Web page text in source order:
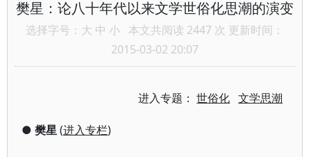
樊星：论八十年代以来文学世俗化思潮的演变
选择字号： 大 中 小 本文共阅读 2447 次 更新时间：
2015-03-02 20:07
进入专题：世俗化 文学思潮
● 樊星(进入专栏)